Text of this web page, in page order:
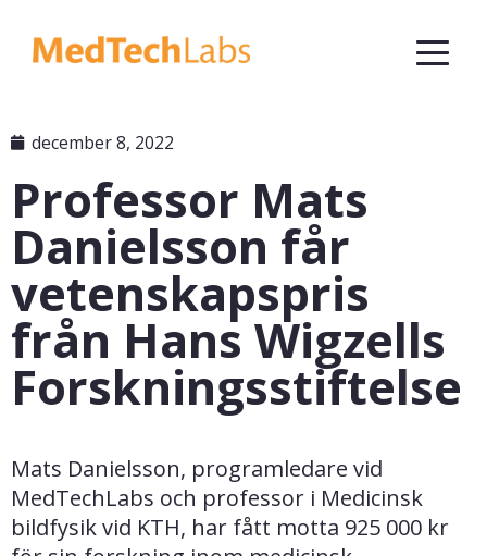
december 8, 2022
Professor Mats
Danielsson får
vetenskapspris
från Hans Wigzells
Forskningsstiftelse
Mats Danielsson, programledare vid
MedTechLabs och professor i Medicinsk
bildfysik vid KTH, har fått motta 925 000 kr